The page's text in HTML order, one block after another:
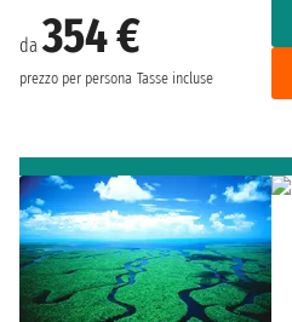
da354 €
prezzo per persona Tasse incluse